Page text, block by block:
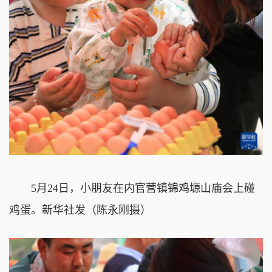
5月24日，小朋友在内官营镇锦鸡塬山庙会上碰
鸡蛋。 新华社发（陈永刚摄）